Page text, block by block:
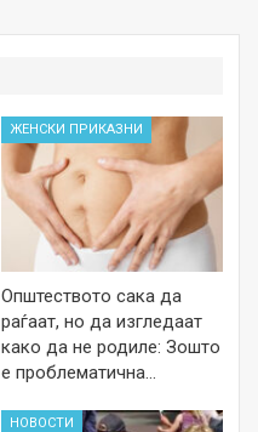
ЖЕНСКИ ПРИКАЗНИ
Општеството сака да
раѓаат, но да изгледаат
како да не родиле: Зошто
е проблематична…
НОВОСТИ